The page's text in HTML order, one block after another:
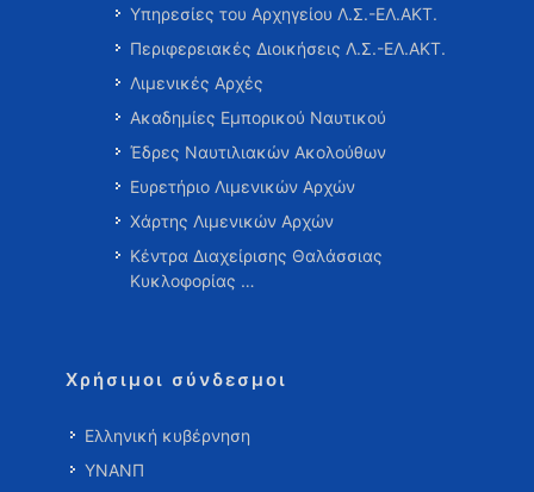
Υπηρεσίες του Αρχηγείου Λ.Σ.-ΕΛ.ΑΚΤ.
Περιφερειακές Διοικήσεις Λ.Σ.-ΕΛ.ΑΚΤ.
Λιμενικές Αρχές
Ακαδημίες Εμπορικού Ναυτικού
Έδρες Ναυτιλιακών Ακολούθων
Ευρετήριο Λιμενικών Αρχών
Χάρτης Λιμενικών Αρχών
Κέντρα Διαχείρισης Θαλάσσιας
Κυκλοφορίας …
Χρήσιμοι σύνδεσμοι
Ελληνική κυβέρνηση
ΥΝΑΝΠ